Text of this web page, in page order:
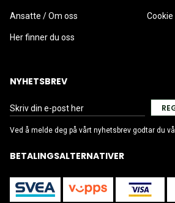
Ansatte / Om oss
Her finner du oss
NYHETSBREV
Ved å melde deg på vårt nyhetsbrev godtar du
BETALINGSALTERNATIVER